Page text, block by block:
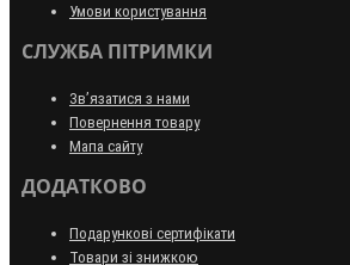
Умови користування
СЛУЖБА ПІТРИМКИ
Зв’язатися з нами
Повернення товару
Мапа сайту
ДОДАТКОВО
Подарункові сертифікати
Товари зі знижкою